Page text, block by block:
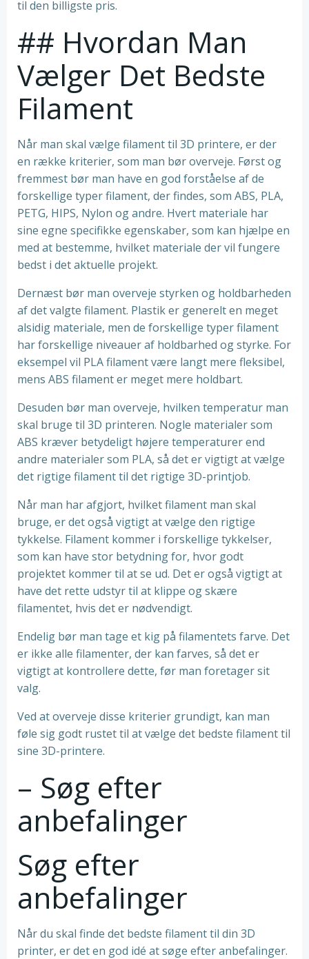
til den billigste pris.
## Hvordan Man
Vælger Det Bedste
Filament
Når man skal vælge filament til 3D printere, er der
en række kriterier, som man bør overveje. Først og
fremmest bør man have en god forståelse af de
forskellige typer filament, der findes, som ABS, PLA,
PETG, HIPS, Nylon og andre. Hvert materiale har
sine egne specifikke egenskaber, som kan hjælpe en
med at bestemme, hvilket materiale der vil fungere
bedst i det aktuelle projekt.
Dernæst bør man overveje styrken og holdbarheden
af det valgte filament. Plastik er generelt en meget
alsidig materiale, men de forskellige typer filament
har forskellige niveauer af holdbarhed og styrke. For
eksempel vil PLA filament være langt mere fleksibel,
mens ABS filament er meget mere holdbart.
Desuden bør man overveje, hvilken temperatur man
skal bruge til 3D printeren. Nogle materialer som
ABS kræver betydeligt højere temperaturer end
andre materialer som PLA, så det er vigtigt at vælge
det rigtige filament til det rigtige 3D-printjob.
Når man har afgjort, hvilket filament man skal
bruge, er det også vigtigt at vælge den rigtige
tykkelse. Filament kommer i forskellige tykkelser,
som kan have stor betydning for, hvor godt
projektet kommer til at se ud. Det er også vigtigt at
have det rette udstyr til at klippe og skære
filamentet, hvis det er nødvendigt.
Endelig bør man tage et kig på filamentets farve. Det
er ikke alle filamenter, der kan farves, så det er
vigtigt at kontrollere dette, før man foretager sit
valg.
Ved at overveje disse kriterier grundigt, kan man
føle sig godt rustet til at vælge det bedste filament til
sine 3D-printere.
– Søg efter
anbefalinger
Søg efter
anbefalinger
Når du skal finde det bedste filament til din 3D
printer, er det en god idé at søge efter anbefalinger.